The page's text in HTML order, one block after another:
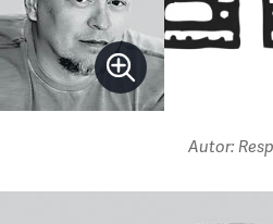
Autor: